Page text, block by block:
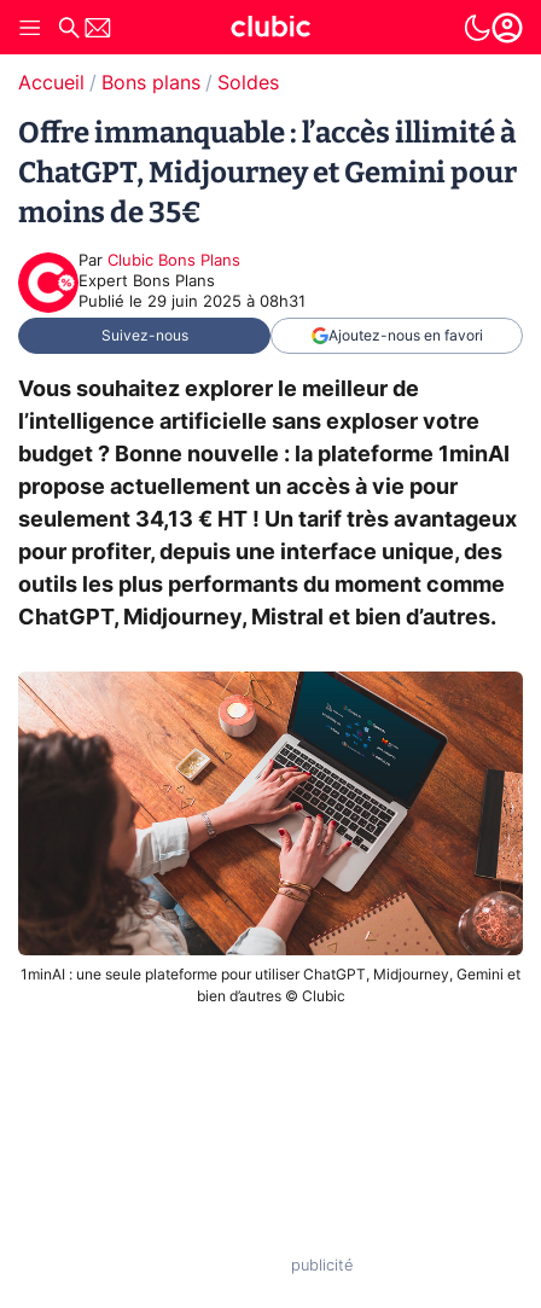
Accueil Bons plans Soldes
Offre immanquable : l’accès illimité à
ChatGPT, Midjourney et Gemini pour
moins de 35€
Par Clubic Bons Plans
Expert Bons Plans
Publié le 29 juin 2025 à 08h31
Suivez-nous Ajoutez-nous en favori
Vous souhaitez explorer le meilleur de
l’intelligence artificielle sans exploser votre
budget ? Bonne nouvelle : la plateforme 1minAI
propose actuellement un accès à vie pour
seulement 34,13 € HT ! Un tarif très avantageux
pour profiter, depuis une interface unique, des
outils les plus performants du moment comme
ChatGPT, Midjourney, Mistral et bien d’autres.
1minAI : une seule plateforme pour utiliser ChatGPT, Midjourney, Gemini et
bien d’autres © Clubic